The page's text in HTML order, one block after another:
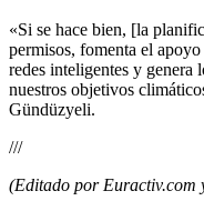
«Si se hace bien, [la
permisos, fomenta el
redes inteligentes y genera
nuestros objetivos
Gündüzyeli.
///
(Editado por Euractiv.com